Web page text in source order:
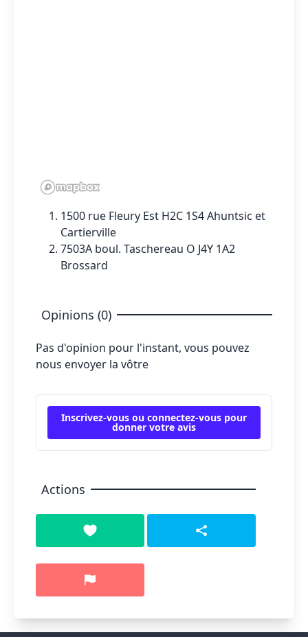
1500 rue Fleury Est H2C 1S4 Ahuntsic et
Cartierville
7503A boul. Taschereau O J4Y 1A2
Brossard
Opinions (0)
Pas d'opinion pour l'instant, vous pouvez
nous envoyer la vôtre
Inscrivez-vous ou connectez-vous pour
donner votre avis
Actions